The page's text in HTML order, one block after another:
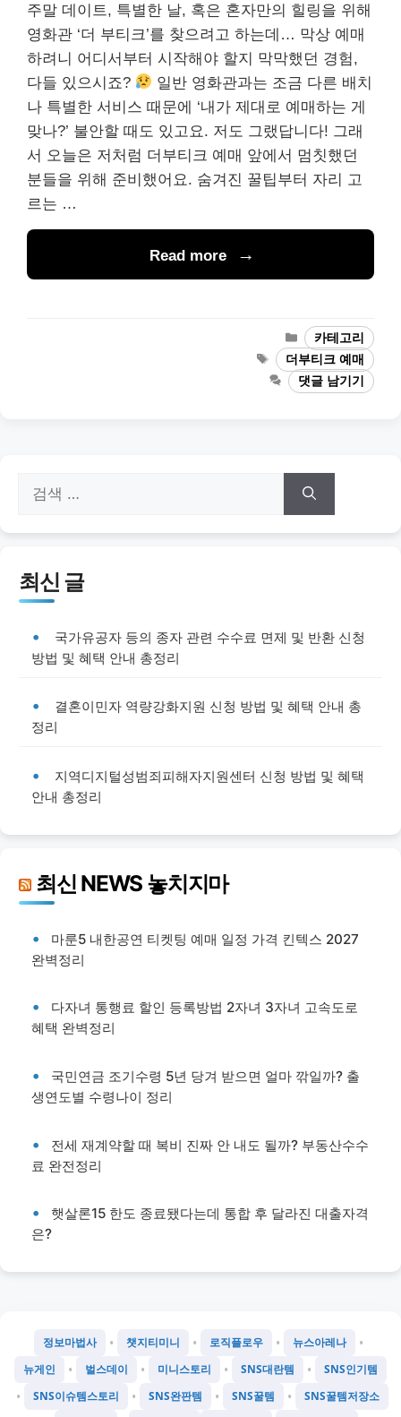
주말 데이트, 특별한 날, 혹은 혼자만의 힐링을 위해
영화관 ‘더 부티크’를 찾으려고 하는데… 막상 예매
하려니 어디서부터 시작해야 할지 막막했던 경험,
다들 있으시죠?
일반 영화관과는 조금 다른 배치
나 특별한 서비스 때문에 ‘내가 제대로 예매하는 게
맞나?’ 불안할 때도 있고요. 저도 그랬답니다! 그래
서 오늘은 저처럼 더부티크 예매 앞에서 멈칫했던
분들을 위해 준비했어요. 숨겨진 꿀팁부터 자리 고
르는 …
Read more
카
테
고
리
카테고리
태
그
더부티크 예매
댓글 남기기
색:
최신 글
국가유공자 등의 종자 관련 수수료 면제 및 반환 신청
방법 및 혜택 안내 총정리
결혼이민자 역량강화지원 신청 방법 및 혜택 안내 총
정리
지역디지털성범죄피해자지원센터 신청 방법 및 혜택
안내 총정리
최신 NEWS 놓치지마
마룬5 내한공연 티켓팅 예매 일정 가격 킨텍스 2027
완벽정리
다자녀 통행료 할인 등록방법 2자녀 3자녀 고속도로
혜택 완벽정리
국민연금 조기수령 5년 당겨 받으면 얼마 깎일까? 출
생연도별 수령나이 정리
전세 재계약할 때 복비 진짜 안 내도 될까? 부동산수수
료 완전정리
햇살론15 한도 종료됐다는데 통합 후 달라진 대출자격
은?
정보마법사 • 챗지티미니 • 로직플로우 • 뉴스아레나 •
뉴게인 • 벌스데이 • 미니스토리 • SNS대란템 • SNS인기템
• SNS이슈템스토리 • SNS완판템 • SNS꿀템 • SNS꿀템저장소